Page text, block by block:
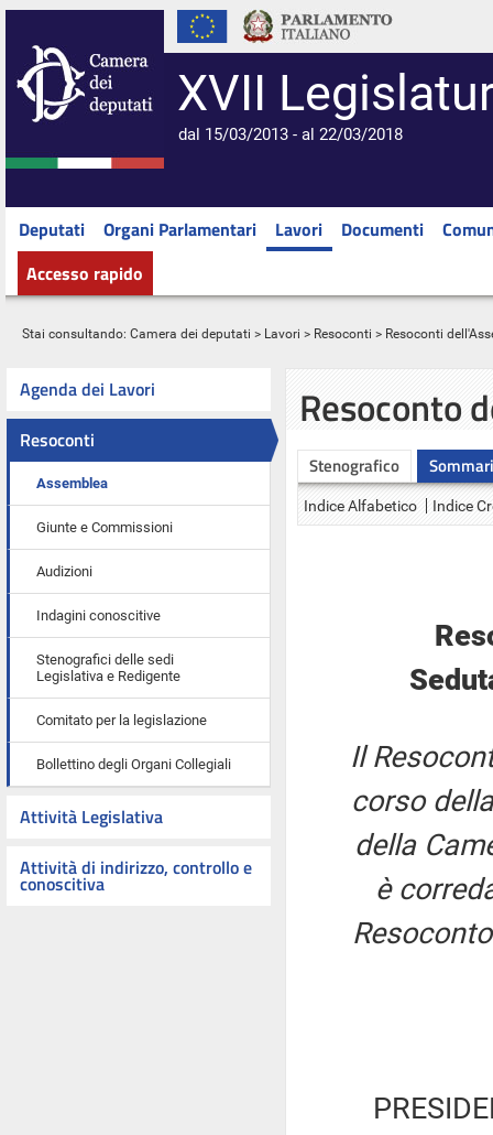
XVII
dal 15/03/2013 - al 22/03/2018
Deputati Organi Parlamentari Lavori Documenti
Accesso rapido
Stai consultando: Camera dei deputati > Lavori > Resoconti > Resoconti
Agenda dei Lavori
Resoconti
Assemblea
Giunte e Commissioni
Audizioni
Indagini conoscitive
Stenografici delle sedi
Legislativa e Redigente
Comitato per la legislazione
Bollettino degli Organi Collegiali
Attività Legislativa
Attività di indirizzo, controllo e
conoscitiva
Resoconto
Stenografico
Indice Alfabetico Indice
Il
corso
della
è